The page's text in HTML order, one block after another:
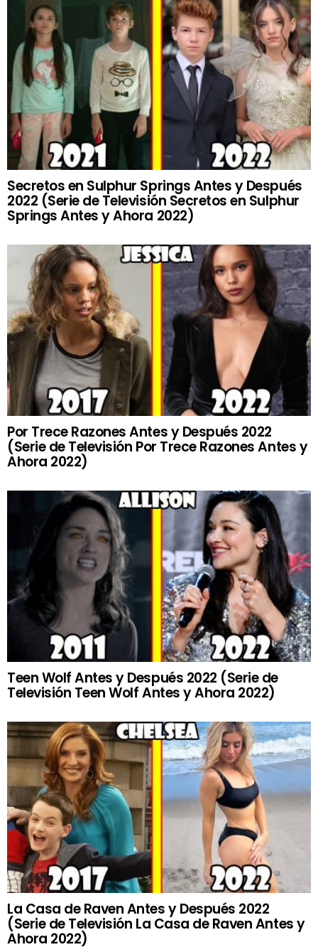
Secretos en Sulphur Springs Antes y Después
2022 (Serie de Televisión Secretos en Sulphur
Springs Antes y Ahora 2022)
Por Trece Razones Antes y Después 2022
(Serie de Televisión Por Trece Razones Antes y
Ahora 2022)
Teen Wolf Antes y Después 2022 (Serie de
Televisión Teen Wolf Antes y Ahora 2022)
La Casa de Raven Antes y Después 2022
(Serie de Televisión La Casa de Raven Antes y
Ahora 2022)